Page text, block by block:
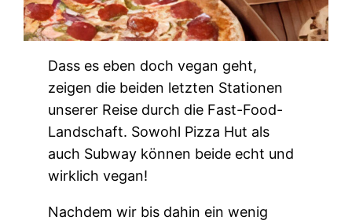
Dass es eben doch vegan geht,
zeigen die beiden letzten Stationen
unserer Reise durch die Fast-Food-
Landschaft. Sowohl Pizza Hut als
auch Subway können beide echt und
wirklich vegan!
Nachdem wir bis dahin ein wenig